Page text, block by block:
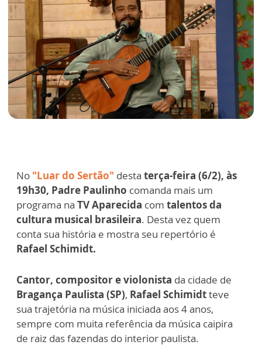
No "Luar do Sertão" desta terça-feira (6/2), às
19h30, Padre Paulinho comanda mais um
programa na TV Aparecida com talentos da
cultura musical brasileira. Desta vez quem
conta sua história e mostra seu repertório é
Rafael Schimidt.
Cantor, compositor e violonista da cidade de
Bragança Paulista (SP), Rafael Schimidtteve
sua trajetória na música iniciada aos 4 anos,
sempre com muita referência da música caipira
de raiz das fazendas do interior paulista.